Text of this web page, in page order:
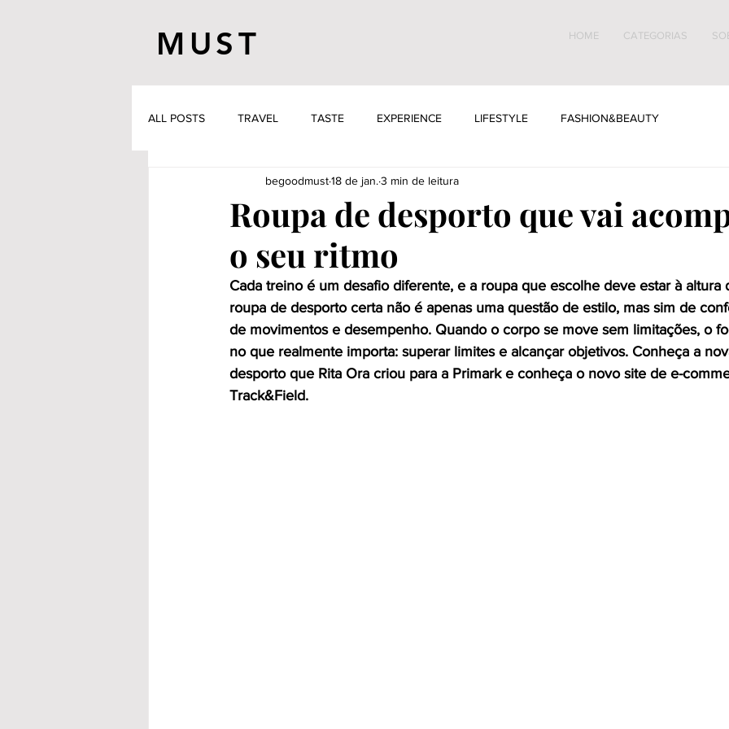
MUST HOME CATEGORIAS
ALL POSTS TRAVEL TASTE EXPERIENCE LIFESTYLE FASHION&BEAUTY
Roupa de desporto que vai
o seu ritmo
begoodmust18 de jan. 3 min de leitura
Cada treino é um desafio diferente, e a roupa que escolhe deve estar à altura
roupa de desporto certa não é apenas uma questão de estilo, mas sim de
de movimentos e desempenho. Quando o corpo se move sem limitações, o
no que realmente importa: superar limites e alcançar objetivos. Conheça a
desporto que Rita Ora criou para a Primark e conheça o novo site de e-
Track&Field.